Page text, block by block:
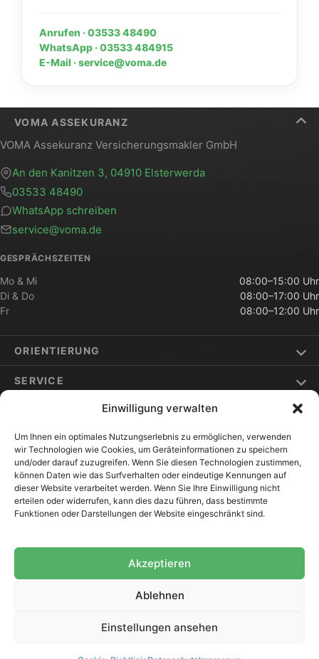
Einwilligung verwalten
Um Ihnen ein optimales Nutzungserlebnis zu ermöglichen, verwenden
wir Technologien wie Cookies, um Geräteinformationen zu speichern
und/oder darauf zuzugreifen. Wenn Sie diesen Technologien zustimmen,
können Daten wie das Surfverhalten oder eindeutige Kennungen auf
dieser Website verarbeitet werden. Wenn Sie Ihre Einwilligung nicht
erteilen oder widerrufen, kann dies dazu führen, dass bestimmte
Funktionen oder Darstellungen der Website eingeschränkt sind.
Akzeptieren
Ablehnen
Einstellungen ansehen
Anrufen · 03533 48490
WhatsApp · 03533 484915
E-Mail · service@voma.de
VOMA ASSEKURANZ
VOMA Assekuranz Versicherungsmakler GmbH
An den Kanitzen 3, 04910 Elsterwerda
03533 48490
WhatsApp schreiben
service@voma.de
GESPRÄCHSZEITEN
Mo & Mi
08:00–15:00 Uhr
Di & Do
08:00–17:00 Uhr
Fr
08:00–12:00 Uhr
ORIENTIERUNG
SERVICE
ELSTERWERDA & UMGEBUNG
VOMA Assekuranz
Versicherungsmakler GmbH
192 Bewertungen auf ProvenExpert.com